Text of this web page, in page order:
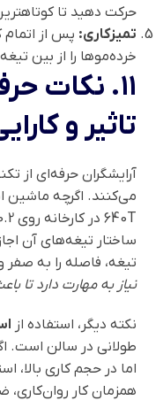
حرکت دهید تا
تمیزکاری: پس از اتمام
خرده‌موها را از بین
۱۱. نکات
تاثیر و
آرایشگران حرفه‌ای از
ساختار تیغه‌های آن
تیغه، فاصله را به
نیاز به مهارت دارد تا
نکته دیگر، استفاده از
همزمان کار